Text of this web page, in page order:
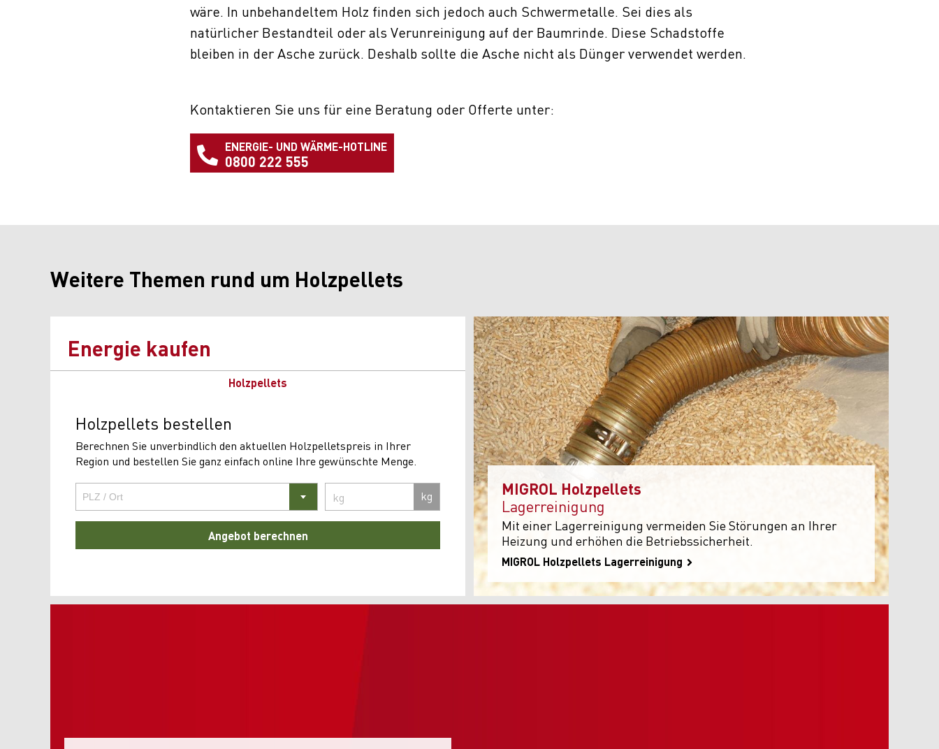
wäre. In unbehandeltem Holz finden sich jedoch auch Schwermetalle. Sei dies als
natürlicher Bestandteil oder als Verunreinigung auf der Baumrinde. Diese Schadstoffe
bleiben in der Asche zurück. Deshalb sollte die Asche nicht als Dünger verwendet werden.
Kontaktieren Sie uns für eine Beratung oder Offerte unter:
ENERGIE- UND WÄRME-HOTLINE
0800 222 555
Weitere Themen rund um Holzpellets
Energie kaufen
Holzpellets
Holzpellets bestellen
Berechnen Sie unverbindlich den aktuellen Holzpelletspreis in Ihrer
Region und bestellen Sie ganz einfach online Ihre gewünschte Menge.
kg
Angebot berechnen
MIGROL Holzpellets
Lagerreinigung
Mit einer Lagerreinigung vermeiden Sie Störungen an Ihrer
Heizung und erhöhen die Betriebssicherheit.
MIGROL Holzpellets Lagerreinigung